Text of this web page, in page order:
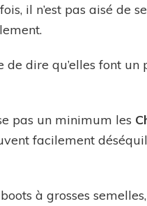
il n’est pas aisé de
de dire qu’elles font un
pas un minimum les
facilement
à grosses